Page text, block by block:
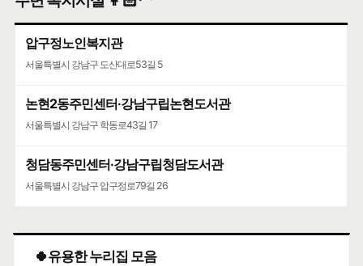
압구정노인복지관
서울특별시 강남구 도산대로53길 5
논현2동주민센터·강남구립논현도서관
서울특별시 강남구 학동로43길 17
청담동주민센터·강남구립청담도서관
서울특별시 강남구 압구정로79길 26
🍀유용한 누리집 모음